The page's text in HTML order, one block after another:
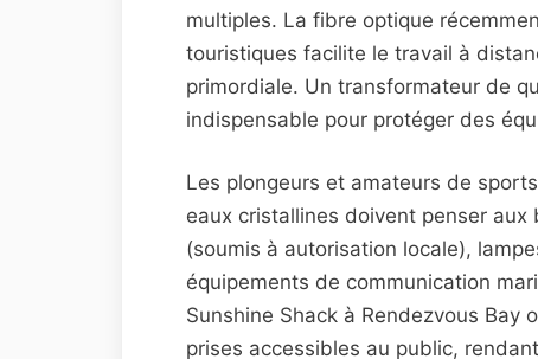
multiples. La fibre optique
touristiques facilite le travail à
primordiale. Un transformateur de
indispensable pour protéger des
Les plongeurs et amateurs de
eaux cristallines doivent penser
(soumis à autorisation locale),
équipements de communication
Sunshine Shack à Rendezvous Bay
prises accessibles au public,